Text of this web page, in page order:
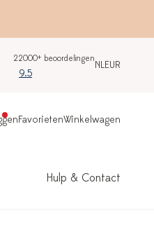
22000+ beoordelingen
9.5
NLEUR
FavorietenWinkelwagen
Hulp & Contact